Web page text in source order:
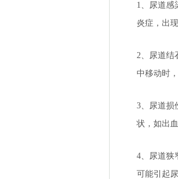
1、尿道感
炎症，出
2、尿道结
中移动时
3、尿道损
状，如出
4、尿道狭
可能引起